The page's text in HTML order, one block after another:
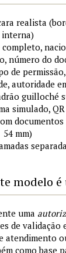
realista
interna)
número do
de
autoridade
guilloché
simulado,
54 mm)
modelo
uma
de validação
atendimento
como base